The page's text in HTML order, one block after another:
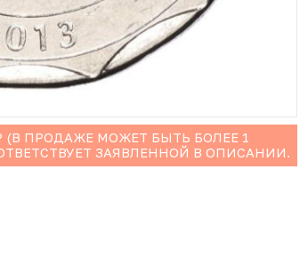
ПРОДАЖЕ МОЖЕТ БЫТЬ БОЛЕЕ 1
ЗАЯВЛЕННОЙ В ОПИСАНИИ.